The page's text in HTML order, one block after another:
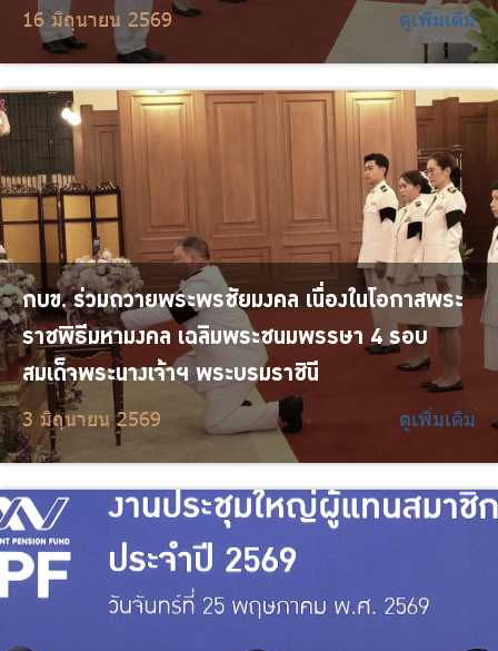
16 มิถุนายน 2569 ดูเพิ่มเติม
กบข. ร่วมถวายพระพรชัยมงคล เนื่องในโอกาสพระ
ราชพิธีมหามงคล เฉลิมพระชนมพรรษา 4 รอบ
สมเด็จพระนางเจ้าฯ พระบรมราชินี
3 มิถุนายน 2569 ดูเพิ่มเติม